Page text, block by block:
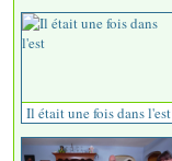
Il était une fois dans l'est